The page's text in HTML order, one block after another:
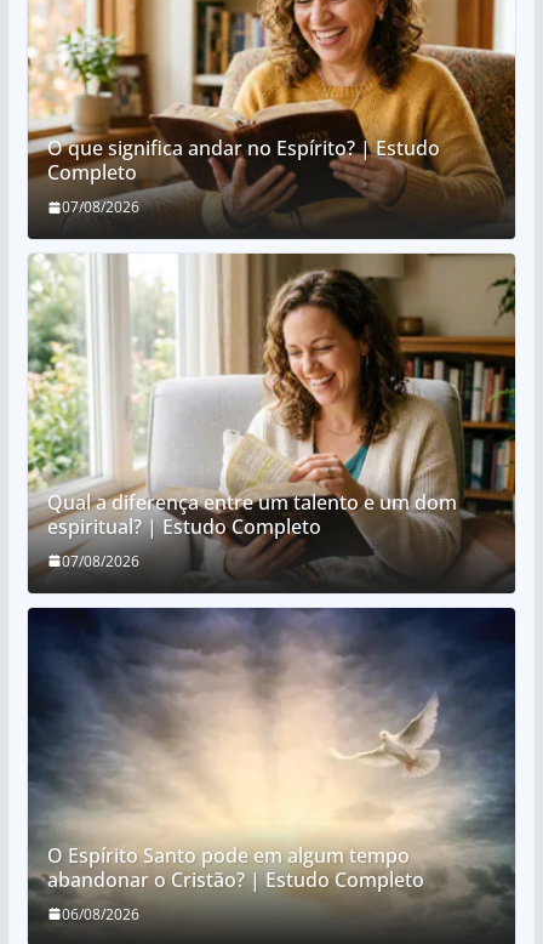
O que significa andar no Espírito? | Estudo
Completo
07/08/2026
Qual a diferença entre um talento e um dom
espiritual? | Estudo Completo
07/08/2026
O Espírito Santo pode em algum tempo
abandonar o Cristão? | Estudo Completo
06/08/2026